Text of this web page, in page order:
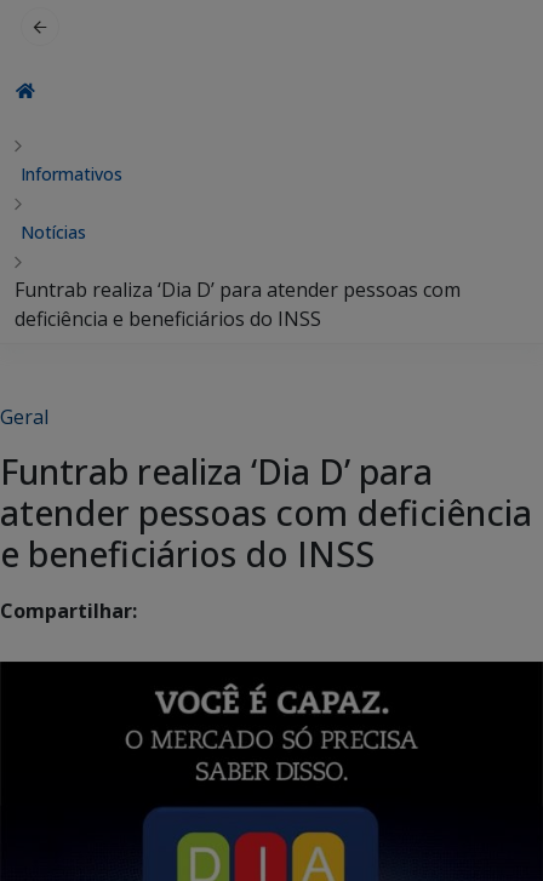
Informativos
Notícias
Funtrab realiza ‘Dia D’ para atender pessoas com
deficiência e beneficiários do INSS
Geral
Funtrab realiza ‘Dia D’ para
atender pessoas com deficiência
e beneficiários do INSS
Compartilhar: